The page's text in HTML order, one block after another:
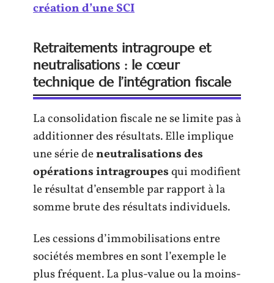
création d’une SCI
Retraitements intragroupe et
neutralisations : le cœur
technique de l’intégration fiscale
La consolidation fiscale ne se limite pas à
additionner des résultats. Elle implique
une série deneutralisations des
opérations intragroupesqui modifient
le résultat d’ensemble par rapport à la
somme brute des résultats individuels.
Les cessions d’immobilisations entre
sociétés membres en sont l’exemple le
plus fréquent. La plus-value ou la moins-